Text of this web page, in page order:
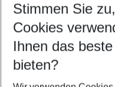
Customize your offer
Find the perfect deal
Your departure airport
Any airport
Stimmen Sie
Cookies
Ihnen das
bieten?